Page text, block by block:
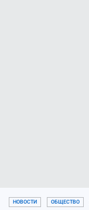
НОВОСТИ ОБЩЕСТВО